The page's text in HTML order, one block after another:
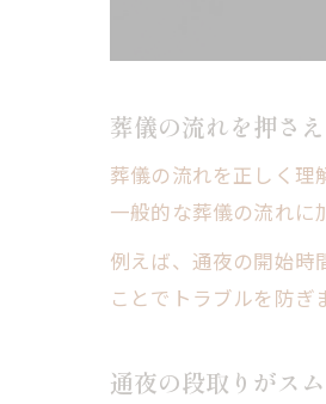
葬儀の流れを押さ
葬儀の流れを正しく理
一般的な葬儀の流れに
例えば、通夜の開始時
ことでトラブルを防ぎ
通夜の段取りがス